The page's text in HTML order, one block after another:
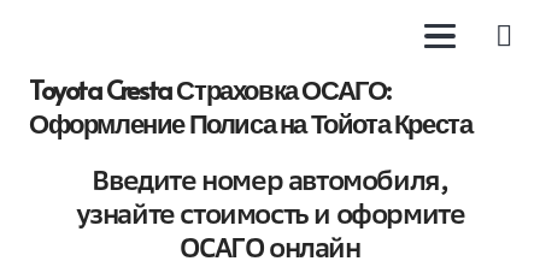
Toyota Cresta Страховка ОСАГО:
Оформление Полиса на Тойота Креста